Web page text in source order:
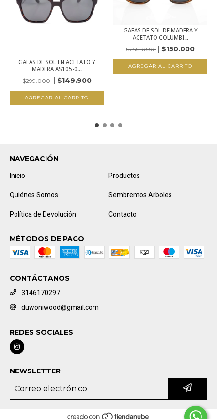
GAFAS DE SOL EN ACETATO Y
MADERA AS105-0...
$299.000 $149.900
GAFAS DE SOL DE MADERA Y
ACETATO COLUMBI...
$250.000 $150.000
NAVEGACIÓN
Inicio Productos
Quiénes Somos Sembremos Arboles
Política de Devolución Contacto
MÉTODOS DE PAGO
CONTÁCTANOS
3146170297
duwoniwood@gmail.com
REDES SOCIALES
NEWSLETTER